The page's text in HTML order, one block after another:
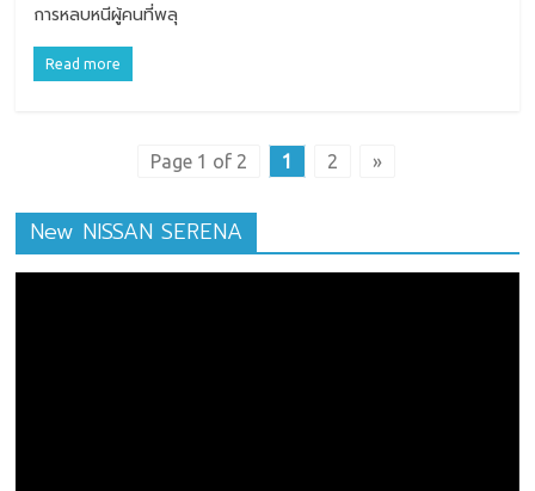
การหลบหนีผู้คนที่พลุ
Read more
Page 1 of 2 1 2 »
New NISSAN SERENA